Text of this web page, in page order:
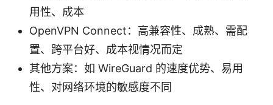
用性、成本
OpenVPN Connect：高兼容性、成熟、需配
置、跨平台好、成本视情况而定
其他方案：如 WireGuard 的速度优势、易用
性、对网络环境的敏感度不同